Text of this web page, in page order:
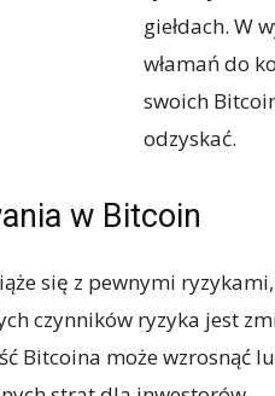
giełdach. W
włamań do
swoich
odzyskać.
w Bitcoin
się z pewnymi
czynników ryzyka jest
Bitcoina może wzrosnąć